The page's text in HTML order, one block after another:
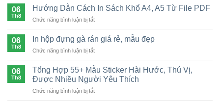
cách
gói
phẩm
ngành
hàng
06
Th8
Hướng Dẫn Cách In Sách Khổ A4, A5 Từ File PDF
Chức năng bình luận bị tắtở
Cách
In
Khổ
A4,
Từ
06
Th8
In hộp đựng gà rán giá rẻ, mẫu đẹp
Chức năng bình luận bị tắtở
hộp
đựng
gà
rán
06
Th8
Tổng Hợp 55+ Mẫu Sticker Hài Hước, Thú Vị,
Được Nhiều Người Yêu Thích
Chức năng bình luận bị tắtở